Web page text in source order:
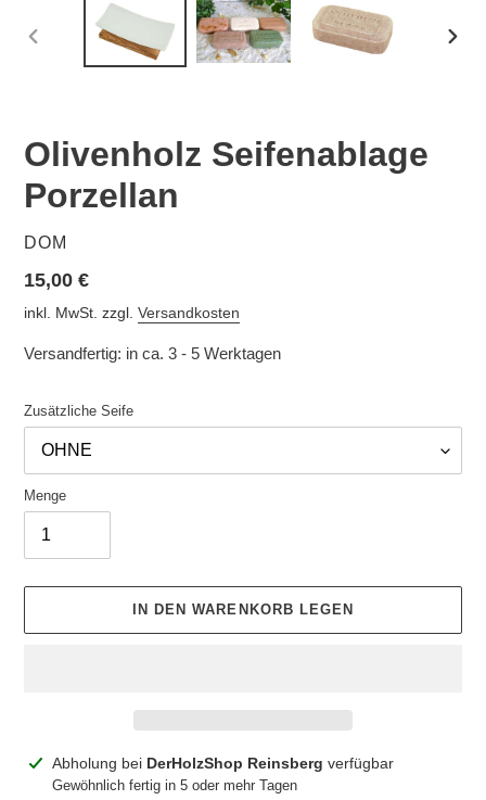
VORHERIGER
Olivenholz Seifenablage
Porzellan
VERKÄUFER
DOM
Normaler
Preis
15,00 €
inkl. MwSt. zzgl. Versandkosten
Versandfertig: in ca. 3 - 5 Werktagen
Zusätzliche Seife
Menge
IN DEN WARENKORB LEGEN
ProduktAbholung bei DerHolzShop Reinsberg verfügbar
Gewöhnlich fertig in 5 oder mehr Tagen